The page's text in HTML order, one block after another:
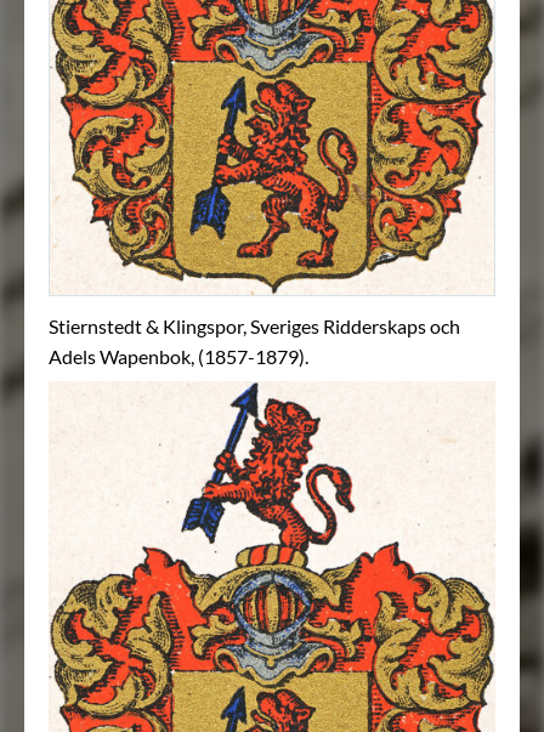
Stiernstedt & Klingspor, Sveriges Ridderskaps och
Adels Wapenbok, (1857-1879).